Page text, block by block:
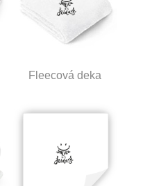
Fleecová deka